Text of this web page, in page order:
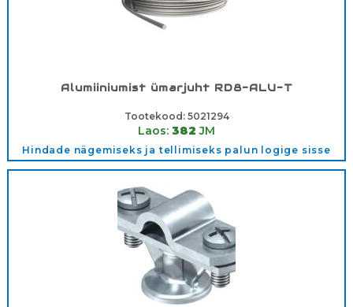
Alumiiniumist ümarjuht RD8-ALU-T
Tootekood: 5021294
Laos: 382 JM
Hindade nägemiseks ja tellimiseks palun logige sisse